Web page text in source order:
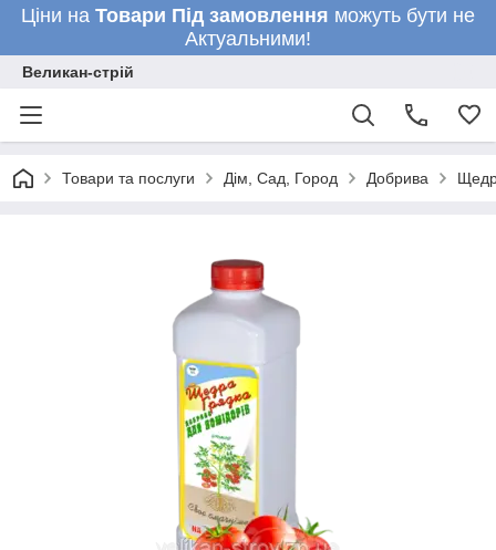
Ціни на Товари Під замовлення можуть бути не
Актуальними!
Великан-стрій
Товари та послуги Дім, Сад, Город Добрива